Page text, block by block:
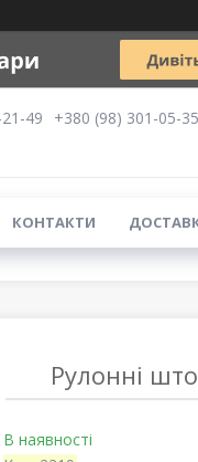
49 +380 (98) 301-05-35
КОНТАКТИ
Рулонні
В наявності